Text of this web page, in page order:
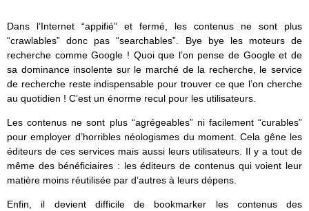
Dans l’Internet “appifié” et fermé, les contenus ne sont plus
“crawlables” donc pas “searchables”. Bye bye les moteurs de
recherche comme Google ! Quoi que l’on pense de Google et de
sa dominance insolente sur le marché de la recherche, le service
de recherche reste indispensable pour trouver ce que l’on cherche
au quotidien ! C’est un énorme recul pour les utilisateurs.
Les contenus ne sont plus “agrégeables” ni facilement “curables”
pour employer d’horribles néologismes du moment. Cela gêne les
éditeurs de ces services mais aussi leurs utilisateurs. Il y a tout de
même des bénéficiaires : les éditeurs de contenus qui voient leur
matière moins réutilisée par d’autres à leurs dépens.
Enfin, il devient difficile de bookmarker les contenus des